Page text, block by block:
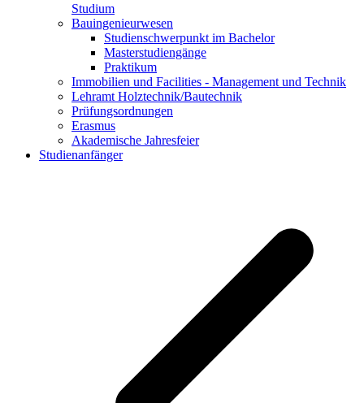
Studium
Bauingenieurwesen
Studienschwerpunkt im Bachelor
Masterstudiengänge
Praktikum
Immobilien und Facilities - Management und Technik
Lehramt Holztechnik/Bautechnik
Prüfungsordnungen
Erasmus
Akademische Jahresfeier
Studienanfänger